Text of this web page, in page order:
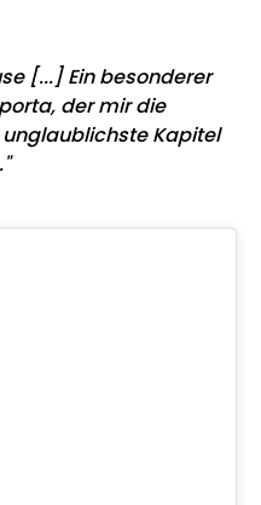
[...] Ein besonderer
der mir die
Kapitel